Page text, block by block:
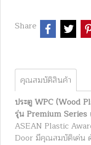
Share
คุณสมบัติสินค้า
ประตู WPC (Wood
รุ่น Premium Series
ASEAN Plastic
Door มีคุณสมบัติเด่น